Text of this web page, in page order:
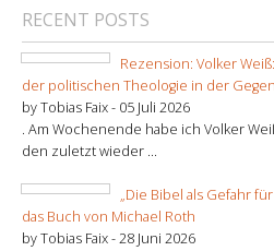
RECENT POSTS
Rezension: Volker
der politischen Theologie in der
by Tobias Faix - 05 Juli 2026
. Am Wochenende habe ich Volker
den zuletzt wieder ...
„Die Bibel als Gefahr
das Buch von Michael Roth
by Tobias Faix -28 Juni 2026